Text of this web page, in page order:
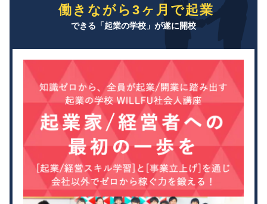
働きながら3ヶ月で起業
できる「起業の学校」が遂に開校